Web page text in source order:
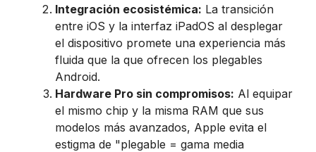
Integración ecosistémica: La transición
entre iOS y la interfaz iPadOS al desplegar
el dispositivo promete una experiencia más
fluida que la que ofrecen los plegables
Android.
Hardware Pro sin compromisos: Al equipar
el mismo chip y la misma RAM que sus
modelos más avanzados, Apple evita el
estigma de "plegable = gama media